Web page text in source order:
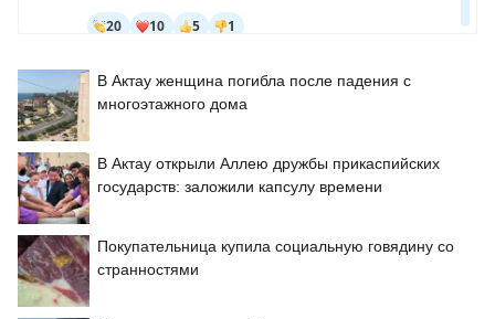
В Актау женщина погибла после падения с
многоэтажного дома
В Актау открыли Аллею дружбы прикаспийских
государств: заложили капсулу времени
Покупательница купила социальную говядину со
странностями